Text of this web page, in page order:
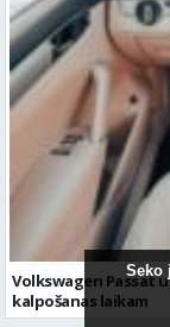
Volkswagen
kalpošanas laikam
Seko